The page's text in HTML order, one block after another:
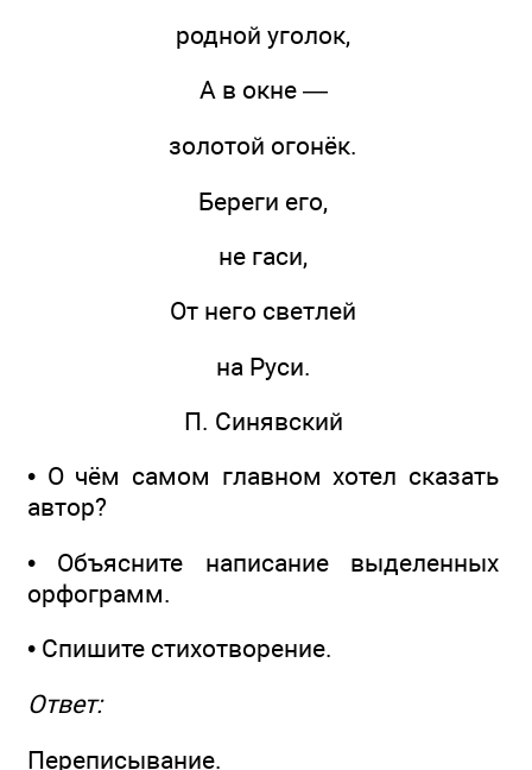
родной уголок,
А в окне —
золотой огонёк.
Береги его,
не гаси,
От него светлей
на Руси.
П. Синявский
• О чём самом главном хотел сказать
автор?
• Объясните написание выделенных
орфограмм.
• Спишите стихотворение.
Ответ:
Переписывание.